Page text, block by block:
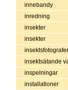
innebandy
inredning
insekter
insekter
insektsätande
inspelningar
installationer